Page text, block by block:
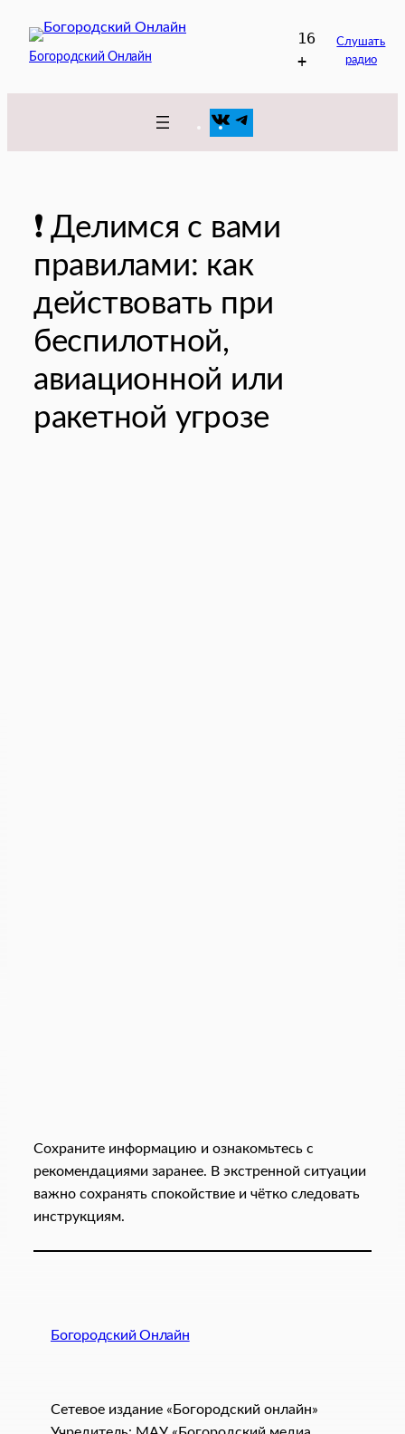
содержимому
Богородский Онлайн
16
+
Слушать
радио
VK
❗️ Делимся с вами
правилами: как
действовать при
беспилотной,
авиационной или
ракетной угрозе
Сохраните информацию и ознакомьтесь с
рекомендациями заранее. В экстренной ситуации
важно сохранять спокойствие и чётко следовать
инструкциям.
Богородский Онлайн
Сетевое издание «Богородский онлайн»